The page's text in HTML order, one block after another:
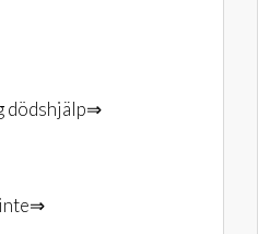
dödshjälp⇒
inte⇒